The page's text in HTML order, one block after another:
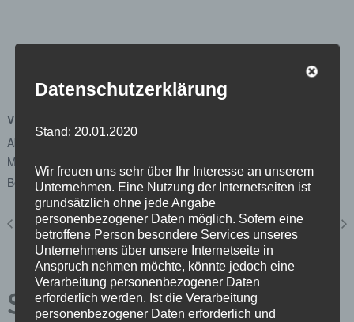
VERANSTALTUNGSORT
Abgeordnetenhaus von Berlin
Margot-Friedländer-Platz
Berlin , Berlin 10117 Google Karte anzeigen
Plenum Ausschuss für Wirtschaft, Energie, Betriebe 11.01.2021
Schreibe einen
Datenschutzerklärung
Stand: 20.01.2020
Wir freuen uns sehr über Ihr Interesse an unserem
Unternehmen. Eine Nutzung der Internetseiten ist
grundsätzlich ohne jede Angabe
personenbezogener Daten möglich. Sofern eine
betroffene Person besondere Services unseres
Unternehmens über unsere Internetseite in
Anspruch nehmen möchte, könnte jedoch eine
Verarbeitung personenbezogener Daten
erforderlich werden. Ist die Verarbeitung
personenbezogener Daten erforderlich und